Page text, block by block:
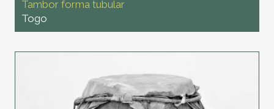
Tambor forma tubular
Togo